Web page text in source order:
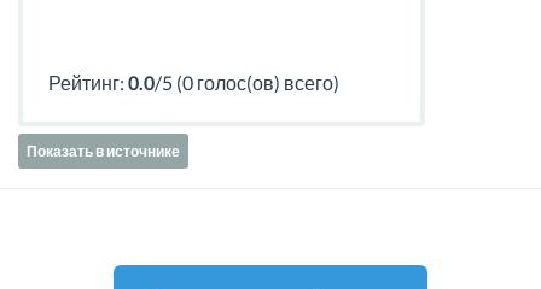
Рейтинг: 0.0/5 (0 голос(ов) всего)
Показать в источнике